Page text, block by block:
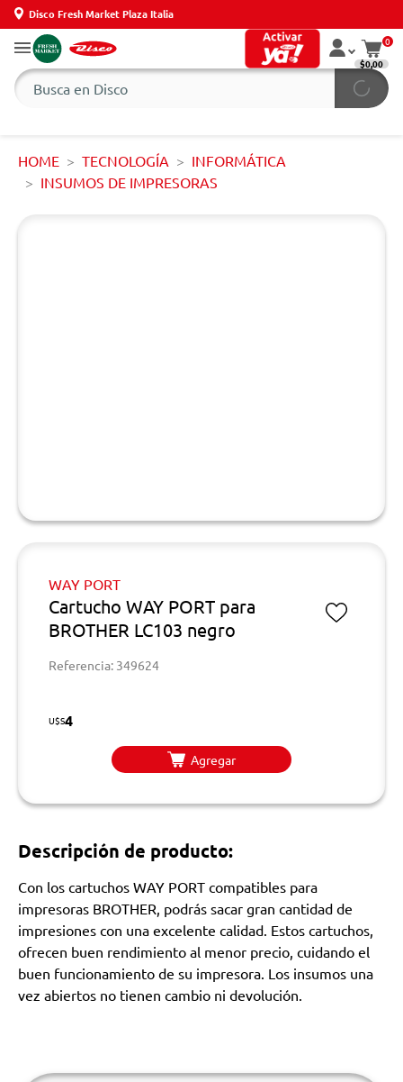
Disco Fresh Market Plaza Italia
0
$0,00
HOME TECNOLOGÍA
INFORMÁTICA
INSUMOS DE IMPRESORAS
WAY PORT
Cartucho WAY PORT para
BROTHER LC103 negro
Referencia: 349624
U$S4
Agregar
Descripción de producto:
Con los cartuchos WAY PORT compatibles para
impresoras BROTHER, podrás sacar gran cantidad de
impresiones con una excelente calidad. Estos cartuchos,
ofrecen buen rendimiento al menor precio, cuidando el
buen funcionamiento de su impresora. Los insumos una
vez abiertos no tienen cambio ni devolución.